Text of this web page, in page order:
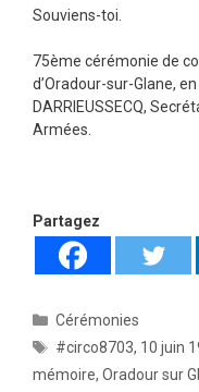
Souviens-toi.
75ème cérémonie de
d’Oradour-sur-Glane,
DARRIEUSSECQ,
Armées.
Partagez
Catégories
Cérémonies
Étiquettes
#circo8703, 10 juin
mémoire, Oradour sur